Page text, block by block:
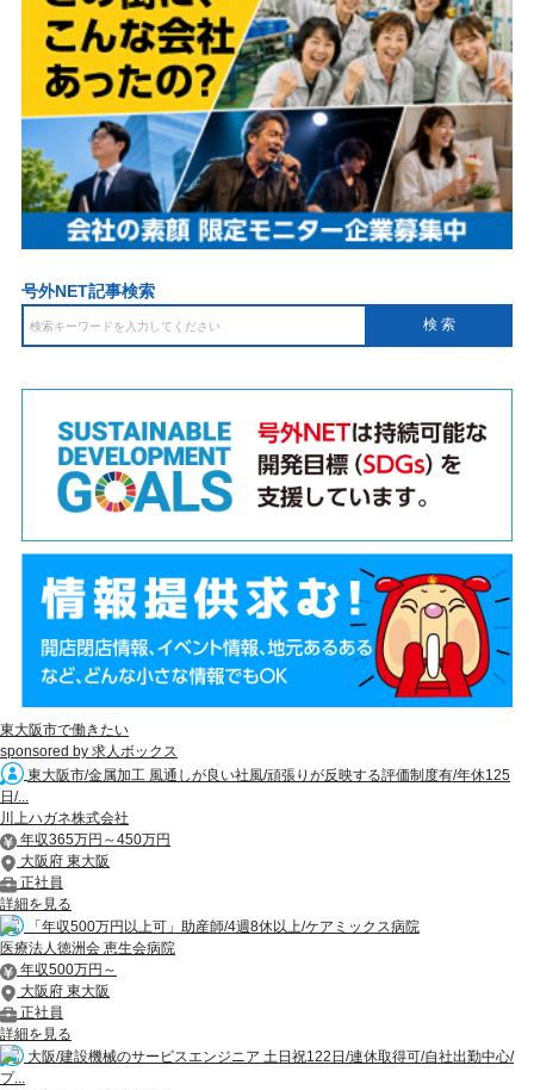
号外NET記事検索
東大阪市で働きたい
sponsored by 求人ボックス
東大阪市/金属加工 風通しが良い社風/頑張りが反映する評価制度有/年休125
日/...
川上ハガネ株式会社
年収365万円～450万円
大阪府 東大阪
正社員
詳細を見る
「年収500万円以上可」助産師/4週8休以上/ケアミックス病院
医療法人徳洲会 恵生会病院
年収500万円～
大阪府 東大阪
正社員
詳細を見る
大阪/建設機械のサービスエンジニア 土日祝122日/連休取得可/自社出勤中心/
プ...